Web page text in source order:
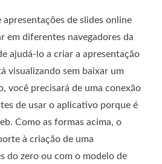
apresentações de slides online
em diferentes navegadores da
ajudá-lo a criar a apresentação
visualizando sem baixar um
você precisará de uma conexão
de usar o aplicativo porque é
Como as formas acima, o
à criação de uma
do zero ou com o modelo de